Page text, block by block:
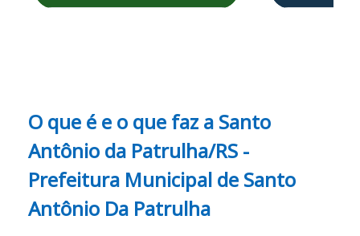
O que é e o que faz a Santo
Antônio da Patrulha/RS -
Prefeitura Municipal de Santo
Antônio Da Patrulha